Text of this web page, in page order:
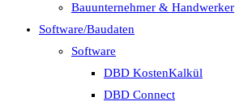
Bauunternehmer & Handwerker
Software/Baudaten
Software
DBD KostenKalkül
DBD Connect